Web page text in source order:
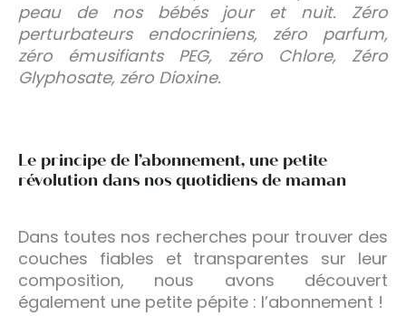
peau de nos bébés jour et nuit. Zéro
perturbateurs endocriniens, zéro parfum,
zéro émusifiants PEG, zéro Chlore, Zéro
Glyphosate, zéro Dioxine.
Le principe de l’abonnement, une petite
révolution dans nos quotidiens de maman
Dans toutes nos recherches pour trouver des
couches fiables et transparentes sur leur
composition, nous avons découvert
également une petite pépite : l’abonnement !